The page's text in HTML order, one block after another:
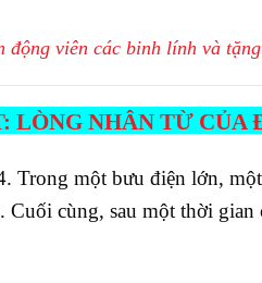
viên các binh lính và
LÒNG NHÂN TỪ CỦA
Trong một bưu điện lớn,
cùng, sau một thời